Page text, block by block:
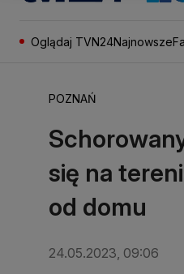
Oglądaj TVN24Najnowsze
POZNAŃ
się na
od domu
24.05.2023, 09:06